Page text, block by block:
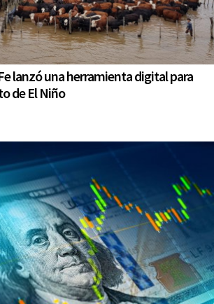
lanzó una herramienta digital para
de El Niño